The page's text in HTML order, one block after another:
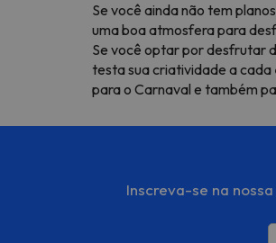
Se você ainda não tem
uma boa atmosfera para
Se você optar por desfrutar
testa sua criatividade a cada
para o Carnaval e também
Inscreva-se na